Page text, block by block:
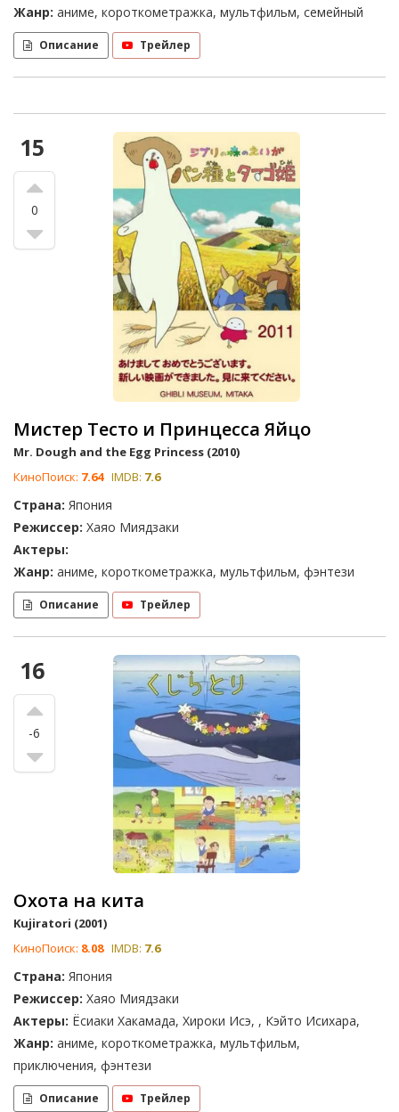
Жанр: аниме, короткометражка, мультфильм, семейный
Описание Трейлер
15
0
Мистер Тесто и Принцесса Яйцо
Mr. Dough and the Egg Princess (2010)
КиноПоиск: 7.64 IMDB: 7.6
Страна: Япония
Режиссер: Хаяо Миядзаки
Актеры:
Жанр: аниме, короткометражка, мультфильм, фэнтези
Описание Трейлер
16
-6
Охота на кита
Kujiratori (2001)
КиноПоиск: 8.08 IMDB: 7.6
Страна: Япония
Режиссер: Хаяо Миядзаки
Актеры: Ёсиаки Хакамада, Хироки Исэ, , Кэйто Исихара,
Жанр: аниме, короткометражка, мультфильм,
приключения, фэнтези
Описание Трейлер